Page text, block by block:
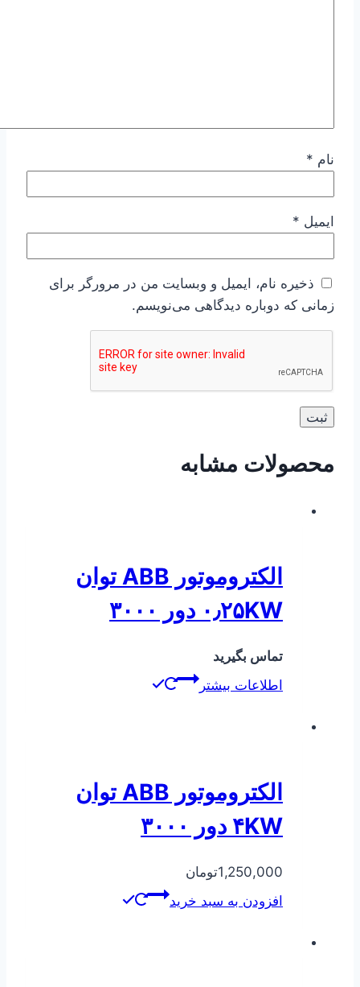
نام *
ایمیل *
ذخیره نام، ایمیل و وبسایت من در مرورگر برای
زمانی که دوباره دیدگاهی می‌نویسم.
محصولات مشابه
الکتروموتور ABB توان
۰٫۲۵KW دور ۳۰۰۰
تماس بگیرید
اطلاعات بیشتر
الکتروموتور ABB توان
۴KW دور ۳۰۰۰
1,250,000تومان
افزودن به سبد خرید